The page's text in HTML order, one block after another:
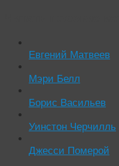
Евгений Матвеев
Мэри Белл
Борис Васильев
Уинстон Черчилль
Джесси Померой